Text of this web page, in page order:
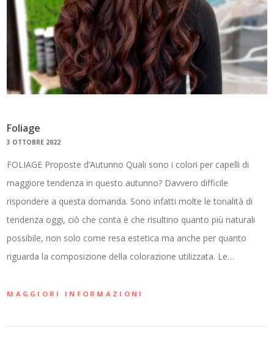
Foliage
3 OTTOBRE 2022
FOLIAGE Proposte d’Autunno Quali sono i colori per capelli di
maggiore tendenza in questo autunno? Davvero difficile
rispondere a questa domanda. Sono infatti molte le tonalità di
tendenza oggi, ciò che conta è che risultino quanto più naturali
possibile, non solo come resa estetica ma anche per quanto
riguarda la composizione della colorazione utilizzata. Le…
MAGGIORI INFORMAZIONI